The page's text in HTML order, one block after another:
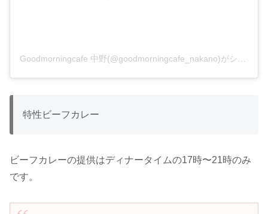
特性ビーフカレー
ビーフカレーの提供はディナータイムの17時〜21時のみ
です。